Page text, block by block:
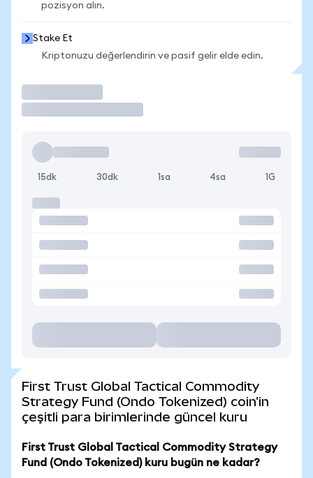
pozisyon alın.
Stake Et
Kriptonuzu değerlendirin ve pasif gelir elde edin.
15dk 30dk 1sa 4sa 1G
First Trust Global Tactical Commodity
Strategy Fund (Ondo Tokenized) coin'in
çeşitli para birimlerinde güncel kuru
First Trust Global Tactical Commodity Strategy
Fund (Ondo Tokenized) kuru bugün ne kadar?